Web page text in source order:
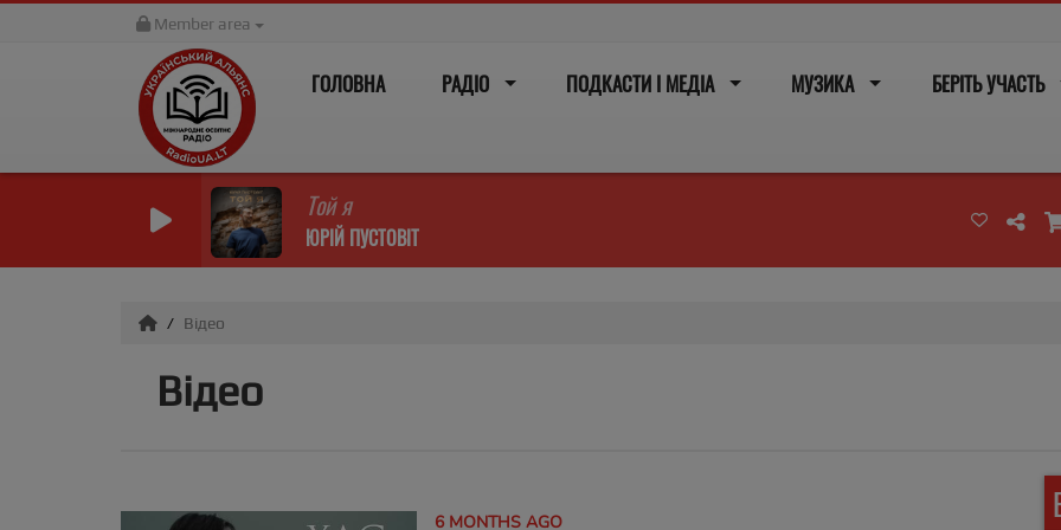
Member area
ГОЛОВНА РАДІО ПОДКАСТИ І МЕДІА МУЗИКА БЕРІТЬ УЧАСТЬ
Той я
ЮРІЙ ПУСТОВІТ
Відео
Відео
6 MONTHS AGO